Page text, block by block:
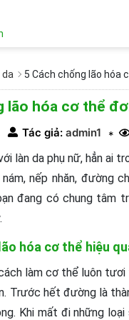
5 Cách chống lão hóa
lão hóa cơ thể
Tác giả: admin1 *
làn da phụ nữ, hẳn ai
nếp nhăn, đường
đang có chung tâm
hóa cơ thể hiệu
làm cơ thể luôn
Trước hết đường là
Khi mất đi những